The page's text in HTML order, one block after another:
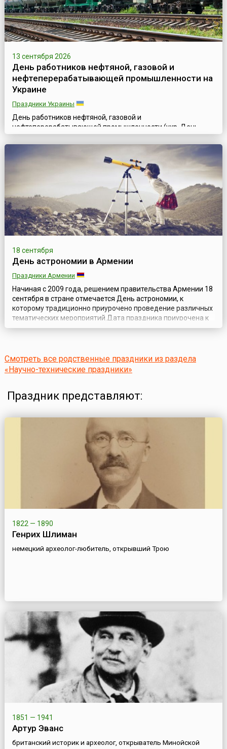
13 сентября 2026
День работников нефтяной, газовой и
нефтеперерабатывающей промышленности на
Украине
Праздники Украины
День работников нефтяной, газовой и
нефтеперерабатывающей промышленности (укр. День
працівників нафтової, газової та нафтопереробної
промисловості) отмечается на Украине ежегодно во второе
воскресенье сентября, согласно Указу Президента №
302/93 от 12 августа 1993 года, в поддержку инициативы
работников нефтяной, газовой, нефтеперерабатывающей
нефтепродуктообеспечения.Промышле...
18 сентября
День астрономии в Армении
Праздники Армении
Начиная с 2009 года, решением правительства Армении 18
сентября в стране отмечается День астрономии, к
которому традиционно приурочено проведение различных
тематических мероприятий.Дата праздника приурочена к
дню рождения Виктора Амазасповича Амбарцумяна (арм.
теоретической астрофизики, Национального Героя ...
Смотреть все родственные праздники из раздела
«Научно-технические праздники»
Праздник представляют:
1822 — 1890
Генрих Шлиман
немецкий археолог-любитель, открывший Трою
1851 — 1941
Артур Эванс
британский историк и археолог, открыватель Минойской